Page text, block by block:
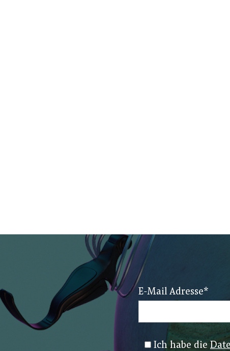
E-Mail Adresse*
Ich habe die